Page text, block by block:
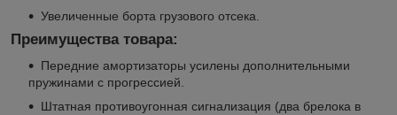
Увеличенные борта грузового отсека.
Преимущества товара:
Передние амортизаторы усилены дополнительными
пружинами с прогрессией.
Штатная противоугонная сигнализация (два брелока в